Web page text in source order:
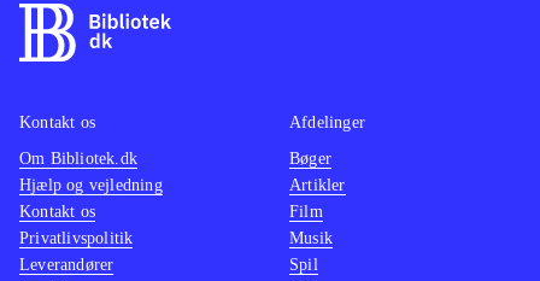
Kontakt os
Om Bibliotek.dk
Hjælp og vejledning
Kontakt os
Privatlivspolitik
Leverandører
Afdelinger
Bøger
Artikler
Film
Musik
Spil